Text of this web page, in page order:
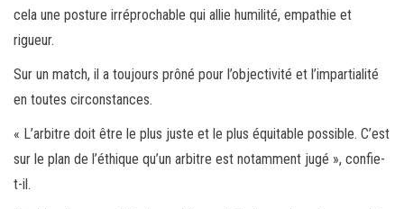
cela une posture irréprochable qui allie humilité, empathie et
rigueur.
Sur un match, il a toujours prôné pour l’objectivité et l’impartialité
en toutes circonstances.
« L’arbitre doit être le plus juste et le plus équitable possible. C’est
sur le plan de l’éthique qu’un arbitre est notamment jugé », confie-
t-il.